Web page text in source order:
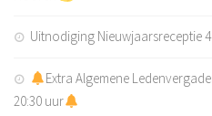
Uitnodiging Nieuwjaarsreceptie
Extra Algemene
20:30 uur